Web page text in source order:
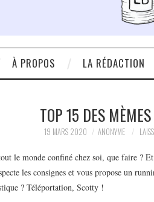
À PROPOS LA RÉDACTION
TOP 15 DES
19 MARS 2020 ANONYME
le monde confiné chez soi, que faire ?
les consignes et vous propose un
? Téléportation, Scotty !